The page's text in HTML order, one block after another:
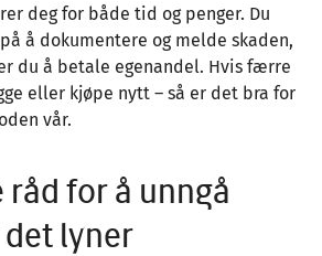
deg for både tid og penger. Du
å dokumentere og melde skaden,
du å betale egenandel. Hvis færre
eller kjøpe nytt – så er det bra for
vår.
råd for å unngå
lyner